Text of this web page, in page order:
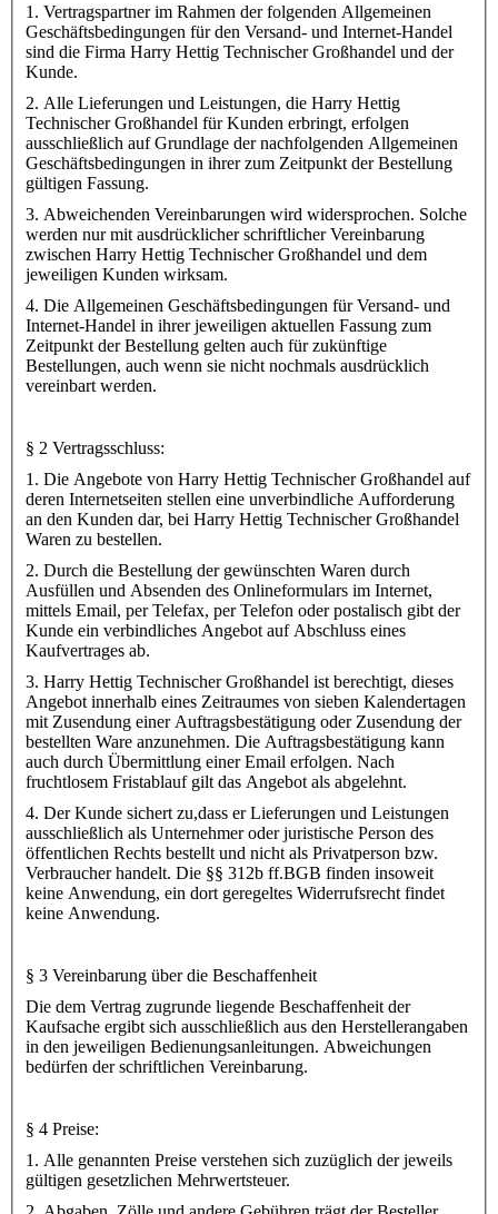
1. Vertragspartner im Rahmen der folgenden Allgemeinen
Geschäftsbedingungen für den Versand- und Internet-Handel
sind die Firma Harry Hettig Technischer Großhandel und der
Kunde.
2. Alle Lieferungen und Leistungen, die Harry Hettig
Technischer Großhandel für Kunden erbringt, erfolgen
ausschließlich auf Grundlage der nachfolgenden Allgemeinen
Geschäftsbedingungen in ihrer zum Zeitpunkt der Bestellung
gültigen Fassung.
3. Abweichenden Vereinbarungen wird widersprochen. Solche
werden nur mit ausdrücklicher schriftlicher Vereinbarung
zwischen Harry Hettig Technischer Großhandel und dem
jeweiligen Kunden wirksam.
4. Die Allgemeinen Geschäftsbedingungen für Versand- und
Internet-Handel in ihrer jeweiligen aktuellen Fassung zum
Zeitpunkt der Bestellung gelten auch für zukünftige
Bestellungen, auch wenn sie nicht nochmals ausdrücklich
vereinbart werden.
§ 2 Vertragsschluss:
1. Die Angebote von Harry Hettig Technischer Großhandel auf
deren Internetseiten stellen eine unverbindliche Aufforderung
an den Kunden dar, bei Harry Hettig Technischer Großhandel
Waren zu bestellen.
2. Durch die Bestellung der gewünschten Waren durch
Ausfüllen und Absenden des Onlineformulars im Internet,
mittels Email, per Telefax, per Telefon oder postalisch gibt der
Kunde ein verbindliches Angebot auf Abschluss eines
Kaufvertrages ab.
3. Harry Hettig Technischer Großhandel ist berechtigt, dieses
Angebot innerhalb eines Zeitraumes von sieben Kalendertagen
mit Zusendung einer Auftragsbestätigung oder Zusendung der
bestellten Ware anzunehmen. Die Auftragsbestätigung kann
auch durch Übermittlung einer Email erfolgen. Nach
fruchtlosem Fristablauf gilt das Angebot als abgelehnt.
4. Der Kunde sichert zu,dass er Lieferungen und Leistungen
ausschließlich als Unternehmer oder juristische Person des
öffentlichen Rechts bestellt und nicht als Privatperson bzw.
Verbraucher handelt. Die §§ 312b ff.BGB finden insoweit
keine Anwendung, ein dort geregeltes Widerrufsrecht findet
keine Anwendung.
§ 3 Vereinbarung über die Beschaffenheit
Die dem Vertrag zugrunde liegende Beschaffenheit der
Kaufsache ergibt sich ausschließlich aus den Herstellerangaben
in den jeweiligen Bedienungsanleitungen. Abweichungen
bedürfen der schriftlichen Vereinbarung.
§ 4 Preise:
1. Alle genannten Preise verstehen sich zuzüglich der jeweils
gültigen gesetzlichen Mehrwertsteuer.